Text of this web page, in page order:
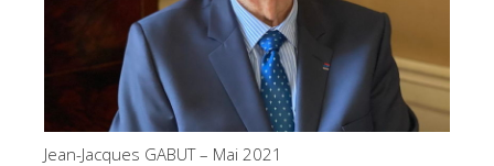
Jean-Jacques GABUT – Mai 2021